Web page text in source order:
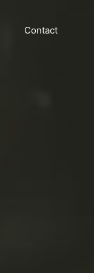
Contact